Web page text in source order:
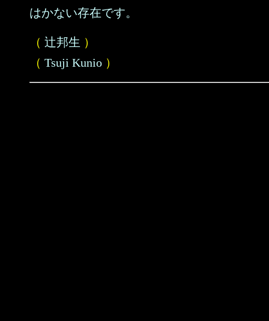
はかない存在です。
（ 辻邦生 ）
（ Tsuji Kunio ）